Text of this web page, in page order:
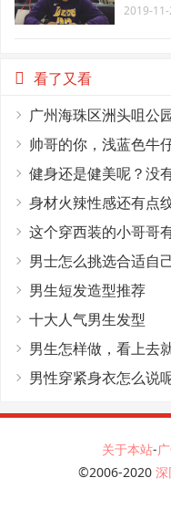
2019-
看了又看
广州海珠区洲头咀公
帅哥的你，浅蓝色牛
健身还是健美呢？没
身材火辣性感还有点
这个穿西装的小哥哥
男士怎么挑选合适自
男生短发造型推荐
十大人气男生发型
男生怎样做，看上去
男性穿紧身衣怎么说
关于本站-
©2006-2020